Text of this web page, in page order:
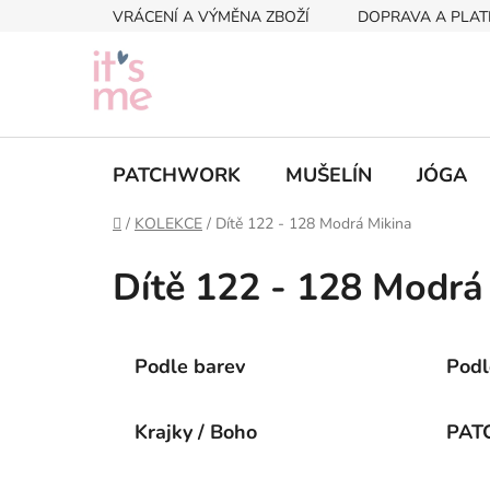
VRÁCENÍ A VÝMĚNA ZBOŽÍ DOPRAVA A
PATCHWORK MUŠELÍN JÓGA
Domů
/ KOLEKCE / Dítě 122 - 128 Modrá Mikina
Dítě 122 - 128
Podle barev
Krajky / Boho